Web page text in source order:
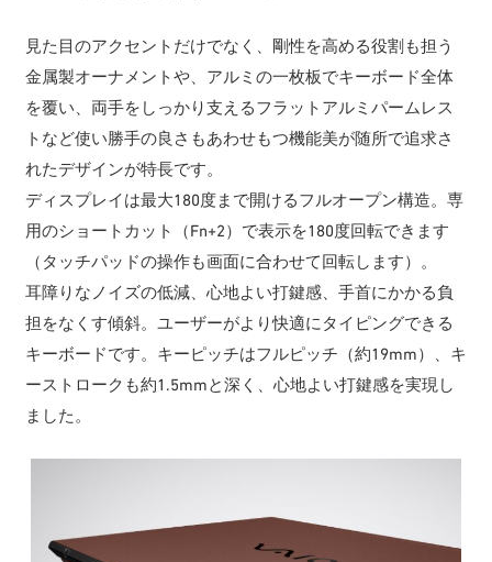
見た目のアクセントだけでなく、剛性を高める役割も担う
金属製オーナメントや、アルミの一枚板でキーボード全体
を覆い、両手をしっかり支えるフラットアルミパームレス
トなど使い勝手の良さもあわせもつ機能美が随所で追求さ
れたデザインが特長です。
ディスプレイは最大180度まで開けるフルオープン構造。専
用のショートカット（Fn+2）で表示を180度回転できます
（タッチパッドの操作も画面に合わせて回転します）。
耳障りなノイズの低減、心地よい打鍵感、手首にかかる負
担をなくす傾斜。ユーザーがより快適にタイピングできる
キーボードです。キーピッチはフルピッチ（約19mm）、キ
ーストロークも約1.5mmと深く、心地よい打鍵感を実現し
ました。